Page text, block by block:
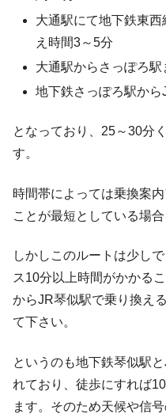
大通駅にて地下鉄東
え時間3～5分
大通駅からさっぽろ
地下鉄さっぽろ駅か
となっており、25～30分
す。
時間帯によっては乗換案
ことが最短としている場合
しかしこのルートは少し
ス10分以上時間がかかる
からJR琴似駅で乗り換え
て下さい。
というのも地下鉄琴似駅
れており、徒歩にすれば
ます。そのため天候や信